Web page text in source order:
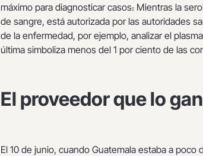
máximo para diagnosticar casos. Mientras la
de sangre, está autorizada por las autoridades
de la enfermedad, por ejemplo, analizar el
última simboliza menos del 1 por ciento de las
El proveedor que lo
El 10 de junio, cuando Guatemala estaba a